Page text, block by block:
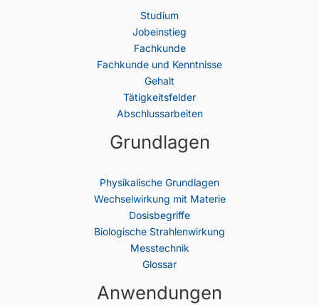
Studium
Jobeinstieg
Fachkunde
Fachkunde und Kenntnisse
Gehalt
Tätigkeitsfelder
Abschlussarbeiten
Grundlagen
Physikalische Grundlagen
Wechselwirkung mit Materie
Dosisbegriffe
Biologische Strahlenwirkung
Messtechnik
Glossar
Anwendungen